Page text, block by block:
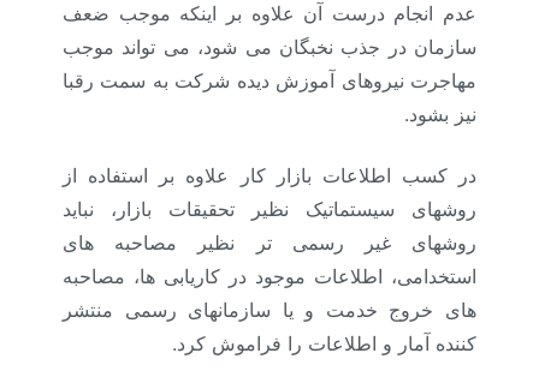
عدم انجام درست آن علاوه بر اینکه موجب ضعف
سازمان در جذب نخبگان می شود، می تواند موجب
مهاجرت نیروهای آموزش دیده شرکت به سمت رقبا
نیز بشود.
در کسب اطلاعات بازار کار علاوه بر استفاده از
روشهای سیستماتیک نظیر تحقیقات بازار، نباید
روشهای غیر رسمی تر نظیر مصاحبه های
استخدامی، اطلاعات موجود در کاریابی ها، مصاحبه
های خروج خدمت و یا سازمانهای رسمی منتشر
کننده آمار و اطلاعات را فراموش کرد.